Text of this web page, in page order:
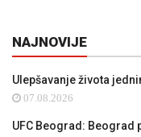
NAJNOVIJE
Ulepšavanje života
07.08.2026
UFC Beograd: Beograd